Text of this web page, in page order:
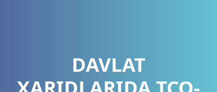
DAVLAT